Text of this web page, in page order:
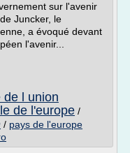
sur l'avenir
Juncker, le
a évoqué devant
l'avenir...
de l union
de l'europe /
/ pays de l'europe